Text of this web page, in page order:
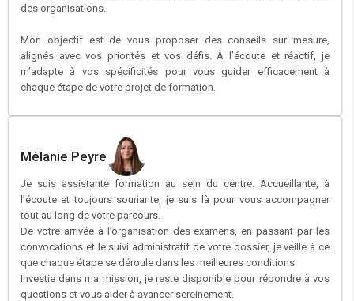
des organisations.
Mon objectif est de vous proposer des conseils sur mesure,
alignés avec vos priorités et vos défis. À l’écoute et réactif, je
m’adapte à vos spécificités pour vous guider efficacement à
chaque étape de votre projet de formation.
Mélanie Peyre
Je suis assistante formation au sein du centre. Accueillante, à
l’écoute et toujours souriante, je suis là pour vous accompagner
tout au long de votre parcours.
De votre arrivée à l’organisation des examens, en passant par les
convocations et le suivi administratif de votre dossier, je veille à ce
que chaque étape se déroule dans les meilleures conditions.
Investie dans ma mission, je reste disponible pour répondre à vos
questions et vous aider à avancer sereinement.